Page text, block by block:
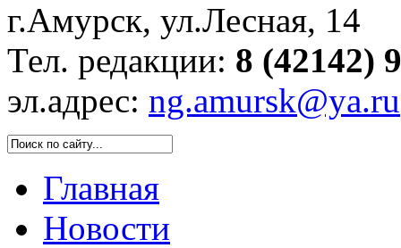
г.Амурск, ул.Лесная, 14
Тел. редакции: 8 (42142)
эл.адрес: ng.amursk@ya.ru
Главная
Новости